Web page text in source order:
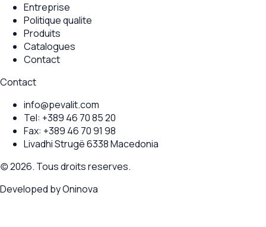
Entreprise
Politique qualite
Produits
Catalogues
Contact
Contact
info@pevalit.com
Tel: +389 46 70 85 20
Fax: +389 46 70 91 98
Livadhi Strugë 6338 Macedonia
(c) 2026. Tous droits reserves.
Developed byOninova